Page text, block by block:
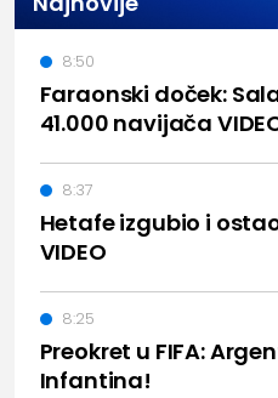
Faraonski doček:
41.000 navijača
8:50
Hetafe izgubio i
VIDEO
8:37
Preokret u FIFA:
Infantina!
8:25